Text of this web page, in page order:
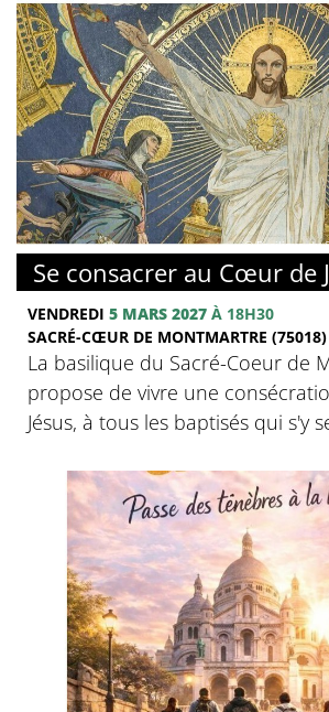
© Basilique du
Se consacrer au Cœur de
VENDREDI 5 MARS 2027 À 18H30
SACRÉ-CŒUR DE MONTMARTRE (75018)
La basilique du Sacré-Coeur de
propose de vivre une
Jésus, à tous les baptisés qui s'y